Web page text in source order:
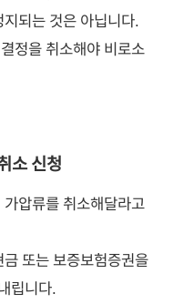
되는 것은 아닙니다.
정을 취소해야 비로소
소 신청
압류를 취소해달라고
또는 보증보험증권을
립니다.